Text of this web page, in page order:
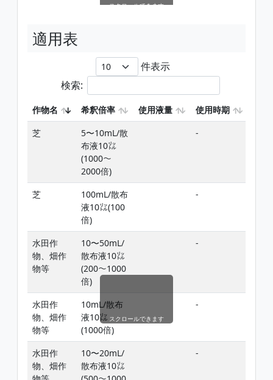
スクロールできます
適用表
件表示
検索:
作物名 希釈倍率 使用液量 使用時期
芝
5〜10mL/散
布液10㍑
(1000〜
2000倍)
-
芝
100mL/散布
液10㍑(100
倍)
-
水田作
物、畑作
物等
10〜50mL/
散布液10㍑
(200〜1000
倍)
-
水田作
物、畑作
物等
10mL/散布
液10㍑
(1000倍)
-
水田作
物、畑作
10〜20mL/
散布液10㍑
-
スクロールできます